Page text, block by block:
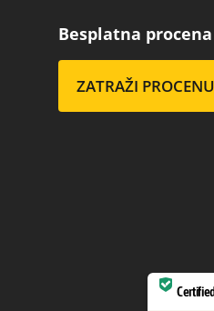
Besplatna
ZATRAŽI PROCENU